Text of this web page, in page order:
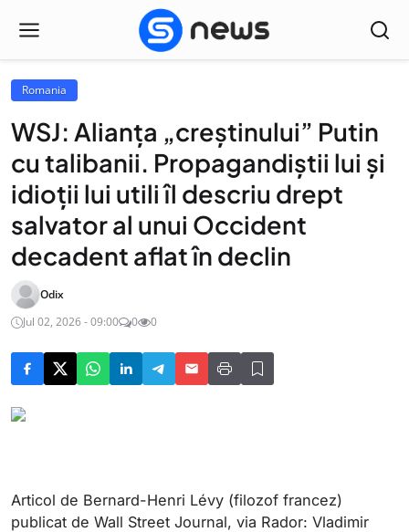
Romania
WSJ: Alianța „creștinului” Putin
cu talibanii. Propagandiștii lui și
idioții lui utili îl descriu drept
salvator al unui Occident
decadent aflat în declin
Odix
Jul 02, 2026 - 09:00
0 0
Articol de Bernard-Henri Lévy (filozof francez)
publicat de Wall Street Journal, via Rador: Vladimir